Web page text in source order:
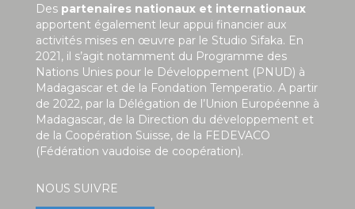
Des partenaires nationaux et internationaux
apportent également leur appui financier aux
activités mises en œuvre par le Studio Sifaka. En
2021, il s’agit notamment du Programme des
Nations Unies pour le Développement (PNUD) à
Madagascar et de la Fondation Temperatio. A partir
de 2022, par la Délégation de l’Union Européenne à
Madagascar, de la Direction du développement et
de la Coopération Suisse, de la FEDEVACO
(Fédération vaudoise de coopération).
NOUS SUIVRE